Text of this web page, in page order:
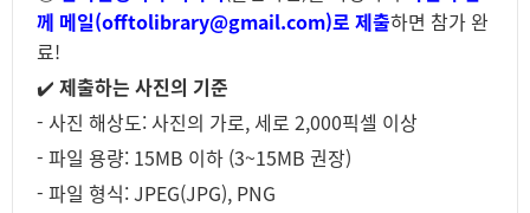
께 메일(offtolibrary@gmail.com)로 제출하면 참가 완
료!
✔️ 제출하는 사진의 기준
- 사진 해상도: 사진의 가로, 세로 2,000픽셀 이상
- 파일 용량: 15MB 이하 (3~15MB 권장)
- 파일 형식: JPEG(JPG), PNG